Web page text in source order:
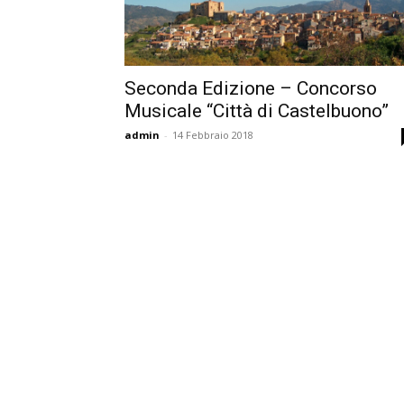
Seconda Edizione – Concorso
Musicale “Città di Castelbuono”
admin - 14 Febbraio 2018